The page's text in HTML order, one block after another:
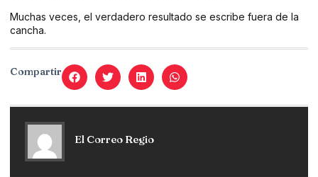
Muchas veces, el verdadero resultado se escribe fuera de la
cancha.
Compartir
El Correo Regio